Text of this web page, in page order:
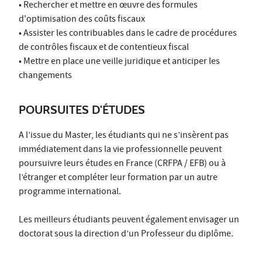
• Rechercher et mettre en œuvre des formules
d'optimisation des coûts fiscaux
• Assister les contribuables dans le cadre de procédures
de contrôles fiscaux et de contentieux fiscal
• Mettre en place une veille juridique et anticiper les
changements
POURSUITES D'ÉTUDES
A l’issue du Master, les étudiants qui ne s’insèrent pas
immédiatement dans la vie professionnelle peuvent
poursuivre leurs études en France (CRFPA / EFB) ou à
l’étranger et compléter leur formation par un autre
programme international.
Les meilleurs étudiants peuvent également envisager un
doctorat sous la direction d’un Professeur du diplôme.